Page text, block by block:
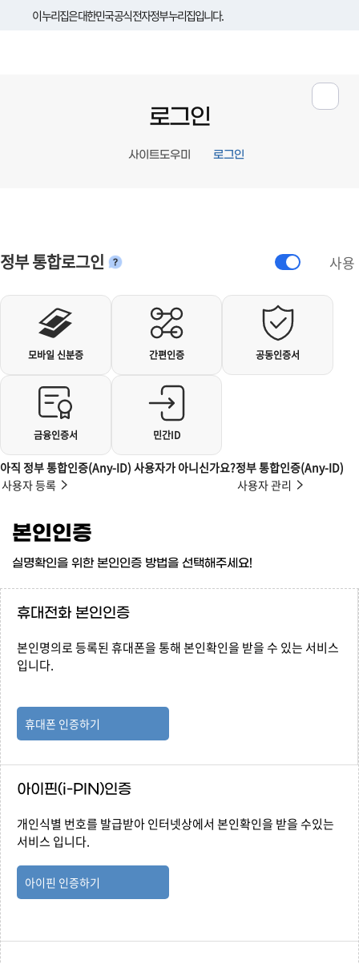
이 누리집은 대한민국 공식 전자정부 누리집입니다.
로그인
사이트도우미 로그인
정부 통합로그인안내 사용
아직 정부 통합인증(Any-ID) 사용자가 아니신가요?
사용자 등록
정부 통합인증(Any-ID)
사용자 관리
개인사용자 로그인
모바일 신분증 간편인증 공동인증서
금융인증서 민간ID
본인인증
실명확인을 위한 본인인증 방법을 선택해주세요!
휴대전화 본인인증
본인명의로 등록된 휴대폰을 통해 본인확인을 받을 수 있는 서비스
입니다.
휴대폰 인증하기
아이핀(i-PIN)인증
개인식별 번호를 발급받아 인터넷상에서 본인확인을 받을 수있는
서비스 입니다.
아이핀 인증하기